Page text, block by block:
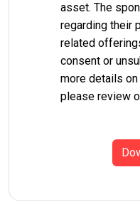
asset. The
regarding their
related
consent or
more details on
please review